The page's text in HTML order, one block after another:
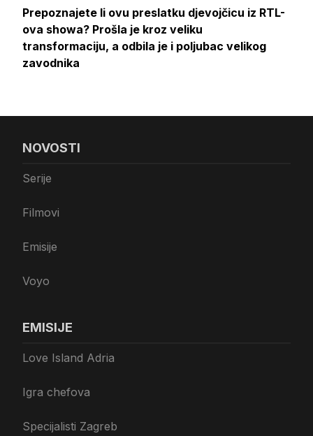
Prepoznajete li ovu preslatku djevojčicu iz RTL-
ova showa? Prošla je kroz veliku
transformaciju, a odbila je i poljubac velikog
zavodnika
NOVOSTI
Serije
Filmovi
Emisije
Voyo
EMISIJE
Love Island Adria
Igra chefova
Specijalisti Zagreb